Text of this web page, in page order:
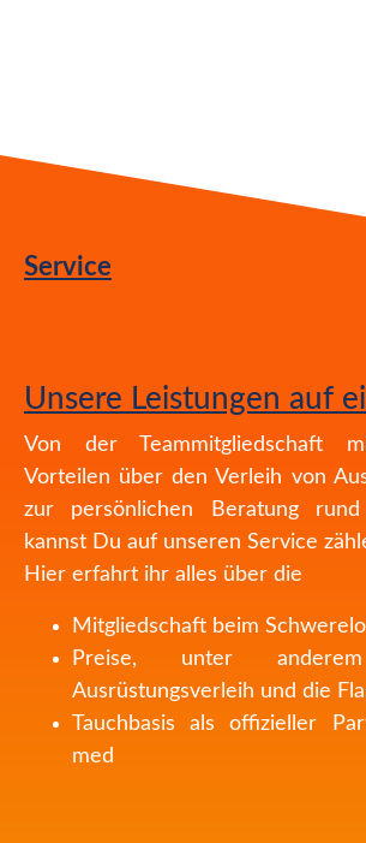
Service
Unsere Leistungen auf
Von der Teammitgliedschaft
Vorteilen über den Verleih von
zur persönlichen Beratung
kannst Du auf unseren Service
Hier erfahrt ihr alles über die
Mitgliedschaft beim
Preise, unter
Ausrüstungsverleih und die
Tauchbasis als offizieller
med